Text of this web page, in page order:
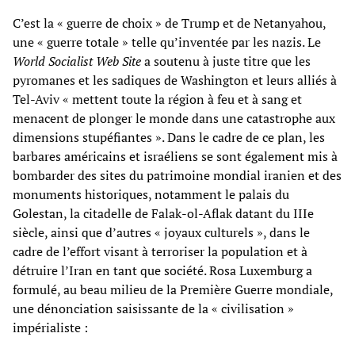
C’est la « guerre de choix » de Trump et de Netanyahou,
une « guerre totale » telle qu’inventée par les nazis. Le
World Socialist Web Sitea soutenu à juste titre que les
pyromanes et les sadiques de Washington et leurs alliés à
Tel-Aviv « mettent toute la région à feu et à sang et
menacent de plonger le monde dans une catastrophe aux
dimensions stupéfiantes ». Dans le cadre de ce plan, les
barbares américains et israéliens se sont également mis à
bombarder des sites du patrimoine mondial iranien et des
monuments historiques, notamment le palais du
Golestan, la citadelle de Falak-ol-Aflak datant du IIIe
siècle, ainsi que d’autres « joyaux culturels », dans le
cadre de l’effort visant à terroriser la population et à
détruire l’Iran en tant que société. Rosa Luxemburg a
formulé, au beau milieu de la Première Guerre mondiale,
une dénonciation saisissante de la « civilisation »
impérialiste :